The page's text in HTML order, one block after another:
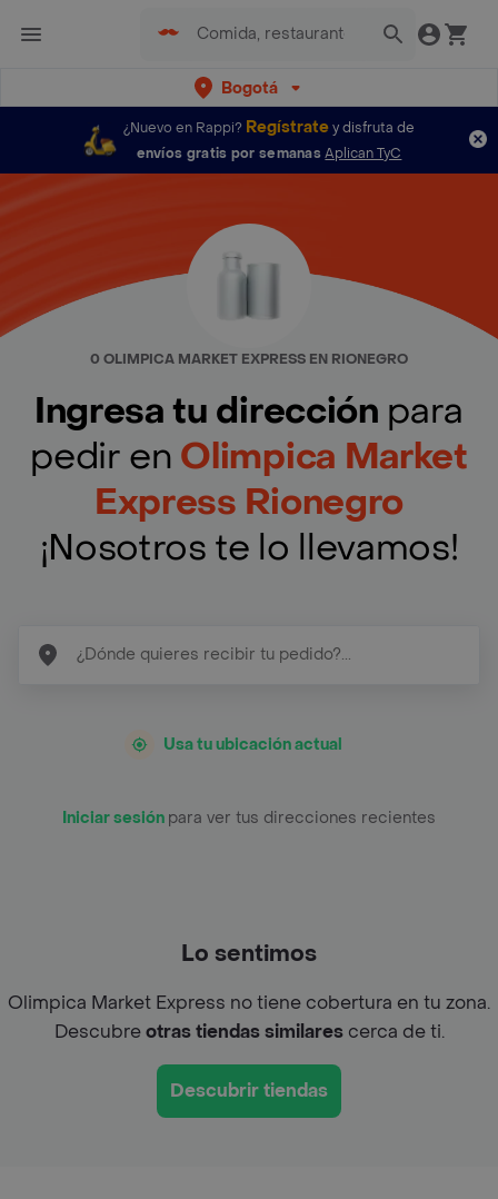
Bogotá
¿Nuevo en Rappi? Regístratey disfruta de
envíos gratis por semanas Aplican TyC
0 OLIMPICA MARKET EXPRESS EN RIONEGRO
Ingresa tu dirección para
pedir en Olimpica Market
Express Rionegro
¡Nosotros te lo llevamos!
Usa tu ubicación actual
Iniciar sesión para ver tus direcciones recientes
Lo sentimos
Olimpica Market Express no tiene cobertura en tu zona.
Descubreotras tiendas similarescerca de ti.
Descubrir tiendas